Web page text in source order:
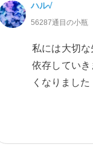
ハル√
56287通目の小瓶
私には大切
依存してい
くなりました